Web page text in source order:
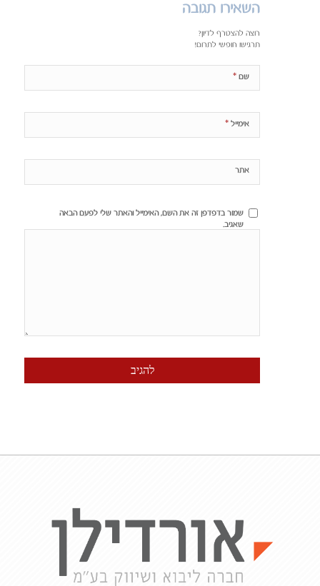
השאירו תגובה
רוצה להצטרף לדיון?
תרגישו חופשי לתרום!
שם *
אימייל *
אתר
שמור בדפדפן זה את השם, האימייל והאתר שלי לפעם הבאה
שאגיב.